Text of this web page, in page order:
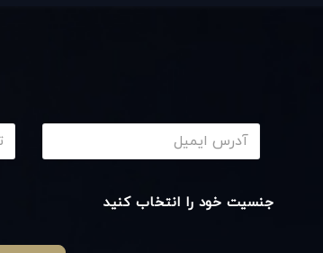
جنسیت خود را انتخاب کنید